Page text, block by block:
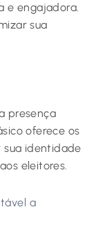
e engajadora.
sua
presença
oferece os
sua identidade
eleitores.
a